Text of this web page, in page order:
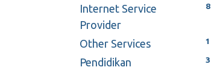
8
Internet Service
Provider
1
Other Services
3
Pendidikan